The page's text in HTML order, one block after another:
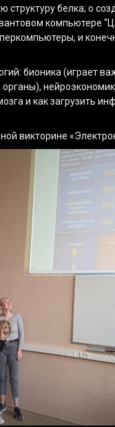
структуру белка; о
компьютере
и
бионика (играет
и как загрузить
викторине